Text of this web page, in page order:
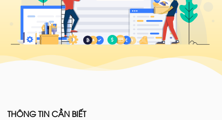
THÔNG TIN CẦN BIẾT